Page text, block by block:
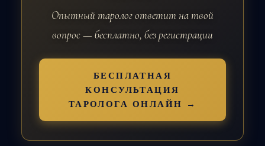
Опытный таролог ответит на твой
вопрос — бесплатно, без регистрации
БЕСПЛАТНАЯ
КОНСУЛЬТАЦИЯ
ТАРОЛОГА ОНЛАЙН →